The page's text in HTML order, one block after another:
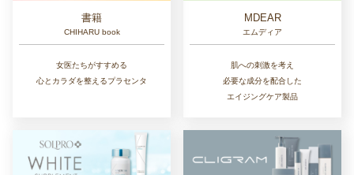
書籍
CHIHARU book
女医たちがすすめる
心とカラダを整えるプラセンタ
MDEAR
エムディア
肌への刺激を考え
必要な成分を配合した
エイジングケア製品